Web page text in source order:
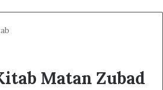
Matan Zubad